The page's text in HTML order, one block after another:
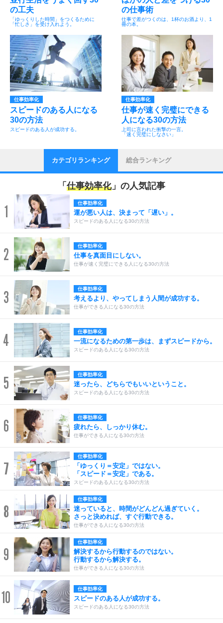
の工夫
「ゆっくりした時間」をつくるために
「忙しさ」を受け入れよう。
の仕事術
仕事で差がつくのは、1杯のお酒より、1
冊の本。
仕事効率化
スピードのある人になる
30の方法
スピードのある人が成功する。
仕事効率化
仕事が速く完璧にできる
人になる30の方法
上司に言われた衝撃の一言。
「速く完璧にしなさい」
カテゴリランキング 総合ランキング
「 仕事効率化」の人気記事
1 仕事効率化
運が悪い人は、決まって「遅い」。
スピードのある人になる30の方法
2 仕事効率化
仕事を真面目にしない。
仕事が速く完璧にできる人になる30の方法
3 仕事効率化
考えるより、やってしまう人間が成功する。
仕事ができる人になる30の方法
4 仕事効率化
一流になるための第一歩は、まずスピードから。
スピードのある人になる30の方法
5 仕事効率化
迷ったら、どちらでもいいということ。
スピードのある人になる30の方法
6 仕事効率化
疲れたら、しっかり休む。
仕事ができる人になる30の方法
7
仕事効率化
「ゆっくり＝安定」ではない。
「スピード＝安定」である。
スピードのある人になる30の方法
8
仕事効率化
迷っていると、時間がどんどん過ぎていく。
さっと決めれば、すぐ行動できる。
仕事ができる人になる30の方法
9
仕事効率化
解決するから行動するのではない。
行動するから解決する。
仕事ができる人になる30の方法
10 仕事効率化
スピードのある人が成功する。
スピードのある人になる30の方法